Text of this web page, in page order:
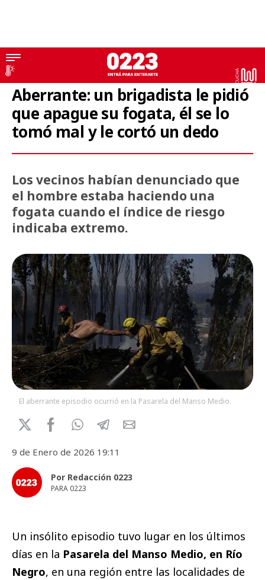
Incendios en el Sur
Aberrante: un brigadista le pidió
que apague su fogata, él se lo
tomó mal y le cortó un dedo
Los vecinos habían denunciado que
el hombre estaba haciendo una
fogata cuando el índice de riesgo
indicaba extremo.
El aberrante episodio ocurrió en la Pasarela del Manso Medio.
9 de Enero de 2026 19:11
Por Redacción 0223
PARA 0223
Un insólito episodio tuvo lugar en los últimos
días en la Pasarela del Manso Medio, en Río
Negro, en una región entre las localidades de